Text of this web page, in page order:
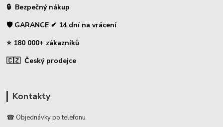
🔒 Bezpečný nákup
🛡️ GARANCE ✔ 14 dní na vrácení
⭐ 180 000+ zákazníků
🇨🇿 Český prodejce
Kontakty
☎ Objednávky po telefonu